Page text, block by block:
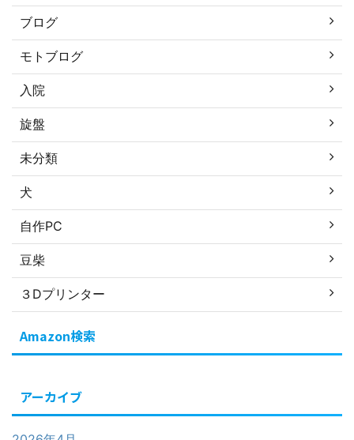
ブログ
モトブログ
入院
旋盤
未分類
犬
自作PC
豆柴
３Dプリンター
Amazon検索
アーカイブ